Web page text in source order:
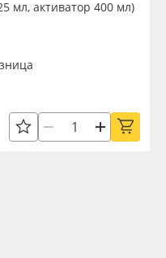
мл, активатор 400 мл)